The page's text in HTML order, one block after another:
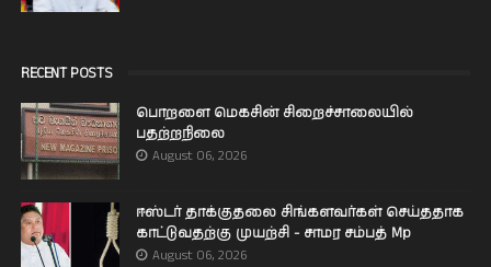
RECENT POSTS
பொறளை மெகசின் சிறைச்சாலையில்
பதற்றநிலை
August 06, 2026
ஈஸ்டர் தாக்குதலை சிங்களவர்கள் செய்ததாக
காட்டுவதற்கு முயற்சி - சாமர சம்பத் Mp
August 06, 2026